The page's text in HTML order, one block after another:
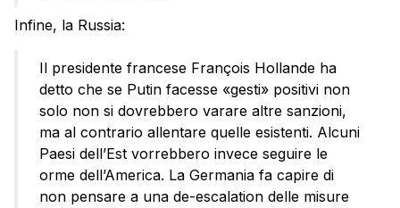
Infine, la Russia:
Il presidente francese François Hollande ha
detto che se Putin facesse «gesti» positivi non
solo non si dovrebbero varare altre sanzioni,
ma al contrario allentare quelle esistenti. Alcuni
Paesi dell’Est vorrebbero invece seguire le
orme dell’America. La Germania fa capire di
non pensare a una de-escalation delle misure